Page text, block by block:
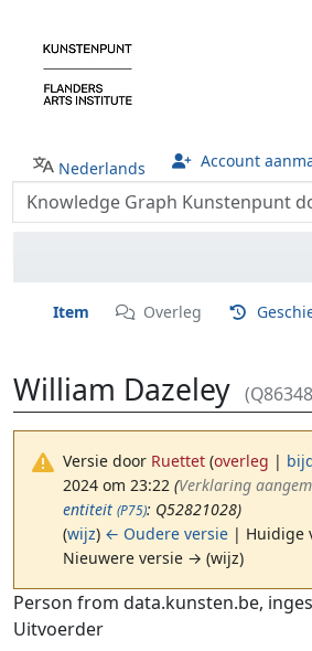
Nederlands Account
Item Overleg
William Dazeley
Versie door Ruettet (overleg |
2024 om 23:22 (‎Verklaring
entiteit (P75): Q52821028)
(wijz) ← Oudere versie | Huidige
Nieuwere versie → (wijz)
Ga naar:navigatie,zoeken
Person from data.kunsten.be,
Uitvoerder